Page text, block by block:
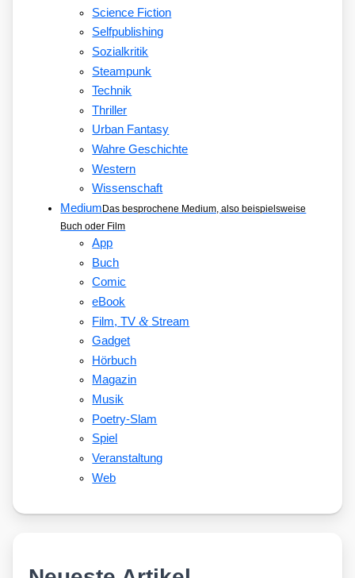
Science Fiction
Selfpublishing
Sozialkritik
Steampunk
Technik
Thriller
Urban Fantasy
Wahre Geschichte
Western
Wissenschaft
Medium Das besprochene Medium, also beispielsweise
Buch oder Film
App
Buch
Comic
eBook
Film, TV&Stream
Gadget
Hörbuch
Magazin
Musik
Poetry-Slam
Spiel
Veranstaltung
Web